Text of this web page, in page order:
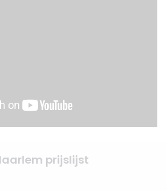
prijslijst